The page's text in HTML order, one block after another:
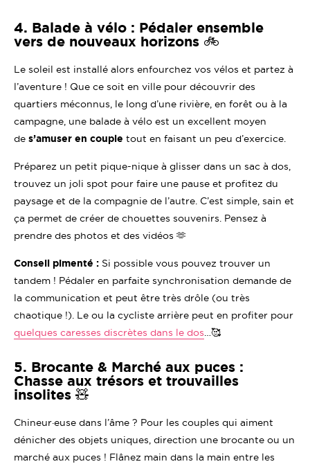
4. Balade à vélo : Pédaler ensemble
vers de nouveaux horizons 🚲
Le soleil est installé alors enfourchez vos vélos et partez à
l’aventure ! Que ce soit en ville pour découvrir des
quartiers méconnus, le long d’une rivière, en forêt ou à la
campagne, une balade à vélo est un excellent moyen
de s’amuser en couple tout en faisant un peu d’exercice.
Préparez un petit pique-nique à glisser dans un sac à dos,
trouvez un joli spot pour faire une pause et profitez du
paysage et de la compagnie de l’autre. C’est simple, sain et
ça permet de créer de chouettes souvenirs. Pensez à
prendre des photos et des vidéos 🫶
Conseil pimenté : Si possible vous pouvez trouver un
tandem ! Pédaler en parfaite synchronisation demande de
la communication et peut être très drôle (ou très
chaotique !). Le ou la cycliste arrière peut en profiter pour
quelques caresses discrètes dans le dos…🥰
5. Brocante & Marché aux puces :
Chasse aux trésors et trouvailles
insolites 🧸
Chineur·euse dans l’âme ? Pour les couples qui aiment
dénicher des objets uniques, direction une brocante ou un
marché aux puces ! Flânez main dans la main entre les